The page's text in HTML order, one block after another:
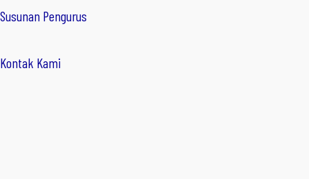
Susunan Pengurus
Kontak Kami